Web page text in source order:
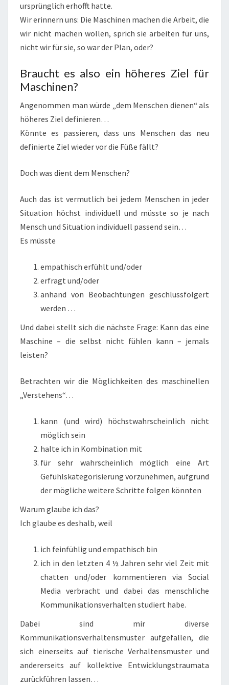
ursprünglich erhofft hatte.
Wir erinnern uns: Die Maschinen machen die Arbeit, die
wir nicht machen wollen, sprich sie arbeiten für uns,
nicht wir für sie, so war der Plan, oder?
Braucht es also ein höheres Ziel für
Maschinen?
Angenommen man würde „dem Menschen dienen“ als
höheres Ziel definieren…
Könnte es passieren, dass uns Menschen das neu
definierte Ziel wieder vor die Füße fällt?
Doch was dient dem Menschen?
Auch das ist vermutlich bei jedem Menschen in jeder
Situation höchst individuell und müsste so je nach
Mensch und Situation individuell passend sein…
Es müsste
empathisch erfühlt und/oder
erfragt und/oder
anhand von Beobachtungen geschlussfolgert
werden …
Und dabei stellt sich die nächste Frage: Kann das eine
Maschine – die selbst nicht fühlen kann – jemals
leisten?
Betrachten wir die Möglichkeiten des maschinellen
„Verstehens“…
kann (und wird) höchstwahrscheinlich nicht
möglich sein
halte ich in Kombination mit
für sehr wahrscheinlich möglich eine Art
Gefühlskategorisierung vorzunehmen, aufgrund
der mögliche weitere Schritte folgen könnten
Warum glaube ich das?
Ich glaube es deshalb, weil
ich feinfühlig und empathisch bin
ich in den letzten 4 ½ Jahren sehr viel Zeit mit
chatten und/oder kommentieren via Social
Media verbracht und dabei das menschliche
Kommunikationsverhalten studiert habe.
Dabei sind mir diverse
Kommunikationsverhaltensmuster aufgefallen, die
sich einerseits auf tierische Verhaltensmuster und
andererseits auf kollektive Entwicklungstraumata
zurückführen lassen…